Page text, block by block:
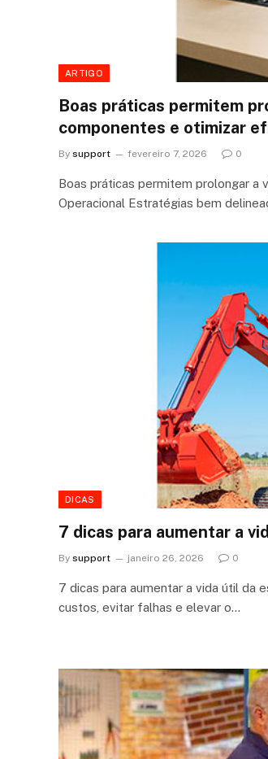
ARTIGO
Boas práticas permitem
componentes e otimizar
By support fevereiro 7, 2026 0
Boas práticas permitem prolongar a
Operacional Estratégias bem
DICAS
7 dicas para aumentar a
By support janeiro 26, 2026 0
7 dicas para aumentar a vida útil da
custos, evitar falhas e elevar o…